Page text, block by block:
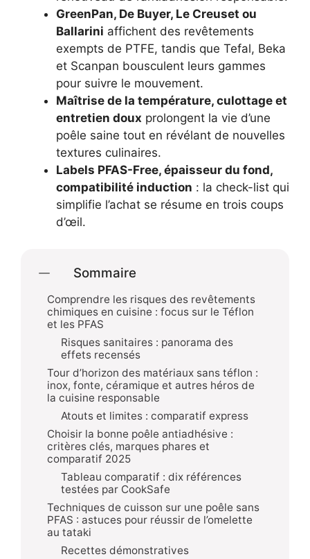
GreenPan, De Buyer, Le Creuset ou
Ballarini affichent des revêtements
exempts de PTFE, tandis que Tefal, Beka
et Scanpan bousculent leurs gammes
pour suivre le mouvement.
Maîtrise de la température, culottage et
entretien doux prolongent la vie d’une
poêle saine tout en révélant de nouvelles
textures culinaires.
Labels PFAS-Free, épaisseur du fond,
compatibilité induction : la check-list qui
simplifie l’achat se résume en trois coups
d’œil.
Sommaire
Comprendre les risques des revêtements
chimiques en cuisine : focus sur le Téflon
et les PFAS
Risques sanitaires : panorama des
effets recensés
Tour d’horizon des matériaux sans téflon :
inox, fonte, céramique et autres héros de
la cuisine responsable
Atouts et limites : comparatif express
Choisir la bonne poêle antiadhésive :
critères clés, marques phares et
comparatif 2025
Tableau comparatif : dix références
testées par CookSafe
Techniques de cuisson sur une poêle sans
PFAS : astuces pour réussir de l’omelette
au tataki
Recettes démonstratives